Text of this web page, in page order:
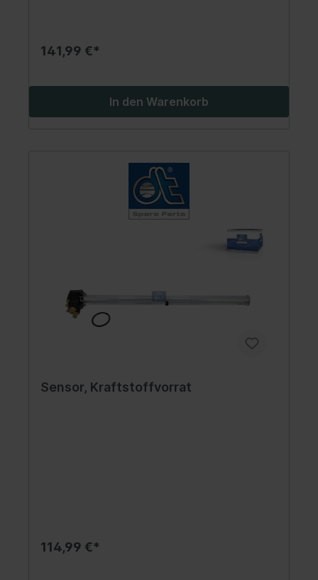
141,99 €*
In den Warenkorb
Sensor, Kraftstoffvorrat
114,99 €*